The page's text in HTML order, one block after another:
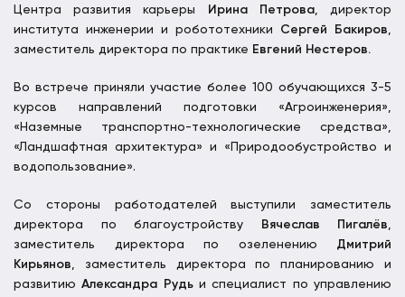
Центра развития карьеры
Ирина Петрова, директор
института инженерии и робототехники Сергей Бакиров,
заместитель директора по практике Евгений Нестеров.
Во встрече приняли участие более 100 обучающихся 3-5
курсов направлений подготовки «Агроинженерия»,
«Наземные транспортно-технологические средства»,
«Ландшафтная архитектура» и «Природообустройство и
водопользование».
Со стороны работодателей выступили заместитель
директора по благоустройству
Вячеслав Пигалёв,
заместитель директора по озеленению Дмитрий
Кирьянов, заместитель директора по планированию и
развитиюАлександра Рудьи специалист по управлению